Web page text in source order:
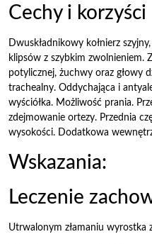
Cechy i korzyści
Dwuskładnikowy kołnierz
klipsów z szybkim zwolnieniem.
potylicznej, żuchwy oraz głowy
trachealny. Oddychająca i
wyściółka. Możliwość prania.
zdejmowanie ortezy. Przednia
wysokości. Dodatkowa
Wskazania:
Leczenie
Utrwalonym złamaniu wyrostka